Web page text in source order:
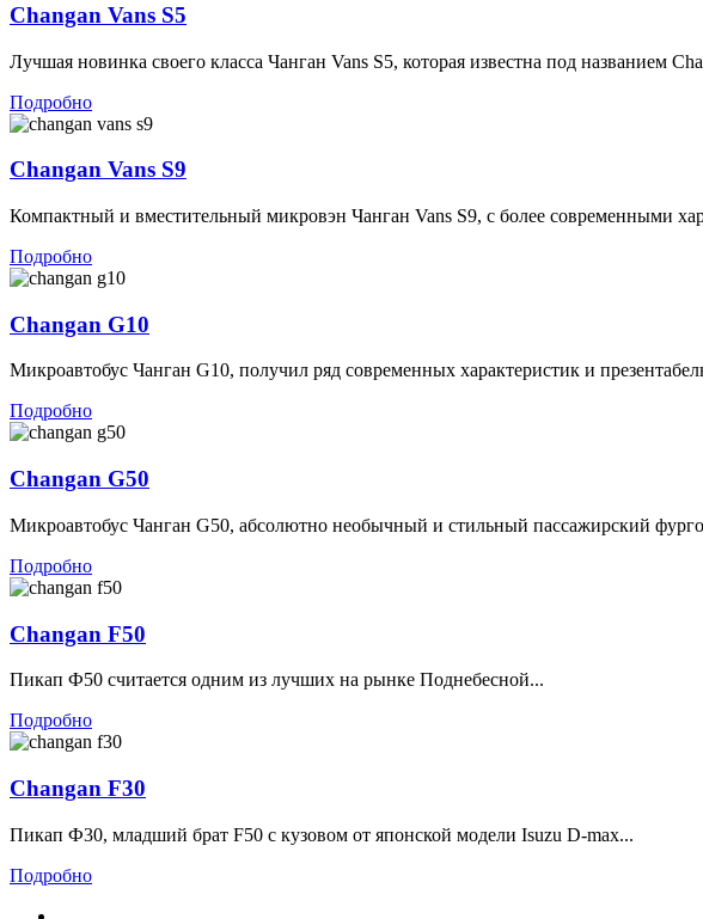
Changan Vans S5
Лучшая новинка своего класса Чанган Vans S5, которая известна под названием
Подробно
Changan Vans S9
Компактный и вместительный микровэн Чанган Vans S9, с более современными
Подробно
Changan G10
Микроавтобус Чанган G10, получил ряд современных характеристик и
Подробно
Changan G50
Микроавтобус Чанган G50, абсолютно необычный и стильный пассажирский
Подробно
Changan F50
Пикап Ф50 считается одним из лучших на рынке Поднебесной...
Подробно
Changan F30
Пикап Ф30, младший брат F50 с кузовом от японской модели Isuzu D-max...
Подробно